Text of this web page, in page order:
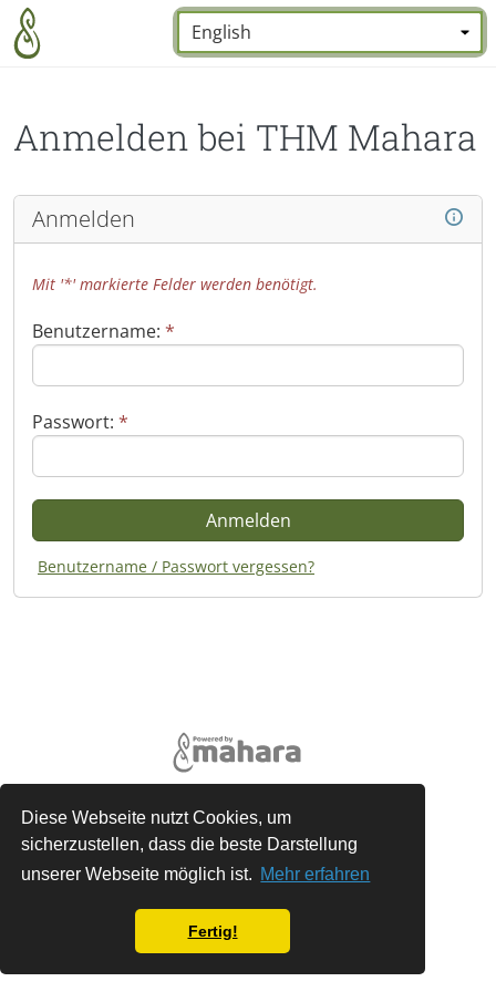
Diese Webseite nutzt Cookies, um
sicherzustellen, dass die beste Darstellung
unserer Webseite möglich ist. Mehr erfahren
Fertig!
Zum Hauptinhalt zurückspringen
Sprache:
Anmelden bei THM Mahara
Anmelden
Mit '*' markierte Felder werden benötigt.
Benutzername: *
Passwort: *
Benutzername / Passwort vergessen?
Über
Kontaktaufnahme
Hilfe